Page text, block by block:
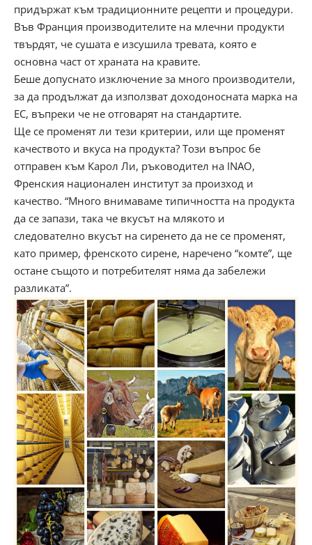
придържат към традиционните рецепти и процедури.
Във Франция производителите на млечни продукти
твърдят, че сушата е изсушила тревата, която е
основна част от храната на кравите.
Беше допуснато изключение за много производители,
за да продължат да използват доходоносната марка на
ЕС, въпреки че не отговарят на стандартите.
Ще се променят ли тези критерии, или ще променят
качеството и вкуса на продукта? Този въпрос бе
отправен към Карол Ли, ръководител на INAO,
Френския национален институт за произход и
качество. “Много внимаваме типичността на продукта
да се запази, така че вкусът на млякото и
следователно вкусът на сиренето да не се променят,
като пример, френското сирене, наречено “комте”, ще
остане същото и потребителят няма да забележи
разликата”.